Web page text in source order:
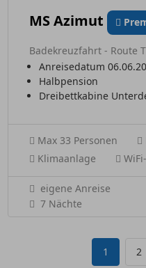
MS Azimut
Badekreuzfahrt - Route
Anreisedatum
Halbpension
Dreibettkabine
Max 33 Personen
Klimaanlage
eigene Anreise
7 Nächte
1 2